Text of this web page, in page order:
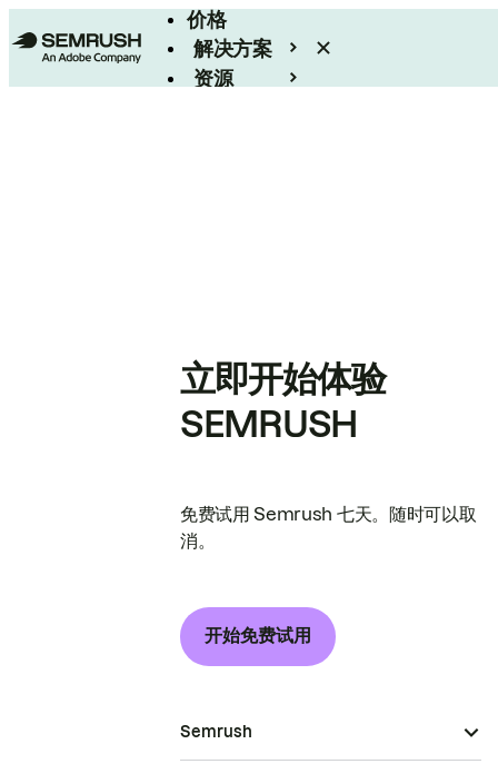
价格
解决方案
资源
立即开始体验
SEMRUSH
免费试用 Semrush 七天。随时可以取
消。
开始免费试用
Semrush